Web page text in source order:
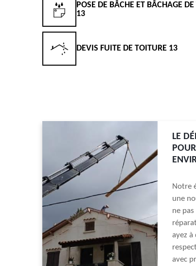
POSE DE BÂCHE ET BÂCHAGE
13
DEVIS FUITE DE TOITURE 13
LE
Notre
une
ne
ayez à
avec